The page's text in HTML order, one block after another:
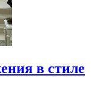
в стиле